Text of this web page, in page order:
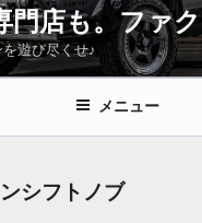
門店も。ファク
遊び尽くせ♪
メニュー
シフトノブ